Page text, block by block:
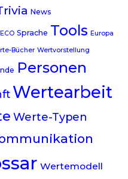
News
Sprache Tools Europa
Bücher Wertvorstellung
Personen
Wertearbeit
Werte-Typen
Wertemodell